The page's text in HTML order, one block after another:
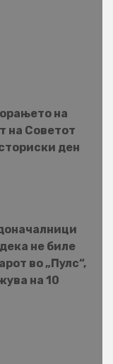
на
на Советот
ден
не биле
во „Пулс“,
на 10